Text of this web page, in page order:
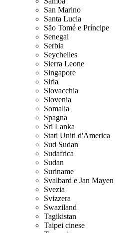
San Marino
Santa Lucia
São Tomé e Príncipe
Senegal
Serbia
Seychelles
Sierra Leone
Singapore
Siria
Slovacchia
Slovenia
Somalia
Spagna
Sri Lanka
Stati Uniti d'America
Sud Sudan
Sudafrica
Sudan
Suriname
Svalbard e Jan Mayen
Svezia
Svizzera
Swaziland
Tagikistan
Taipei cinese